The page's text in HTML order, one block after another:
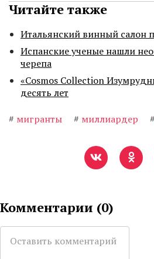
Читайте также
Итальянский винный салон
Испанские ученые нашли
черепа
«Cosmos Collection
десять лет
# мигранты # миллиардер #
Комментарии (0)